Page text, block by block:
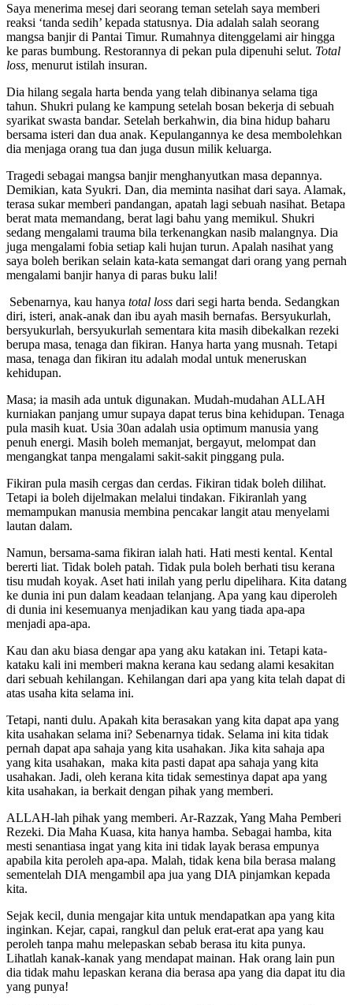
Saya menerima mesej dari seorang teman setelah saya memberi
reaksi ‘tanda sedih’ kepada statusnya. Dia adalah salah seorang
mangsa banjir di Pantai Timur. Rumahnya ditenggelami air hingga
ke paras bumbung. Restorannya di pekan pula dipenuhi selut. Total
loss, menurut istilah insuran.
Dia hilang segala harta benda yang telah dibinanya selama tiga
tahun. Shukri pulang ke kampung setelah bosan bekerja di sebuah
syarikat swasta bandar. Setelah berkahwin, dia bina hidup baharu
bersama isteri dan dua anak. Kepulangannya ke desa membolehkan
dia menjaga orang tua dan juga dusun milik keluarga.
Tragedi sebagai mangsa banjir menghanyutkan masa depannya.
Demikian, kata Syukri. Dan, dia meminta nasihat dari saya. Alamak,
terasa sukar memberi pandangan, apatah lagi sebuah nasihat. Betapa
berat mata memandang, berat lagi bahu yang memikul. Shukri
sedang mengalami trauma bila terkenangkan nasib malangnya. Dia
juga mengalami fobia setiap kali hujan turun. Apalah nasihat yang
saya boleh berikan selain kata-kata semangat dari orang yang pernah
mengalami banjir hanya di paras buku lali!
Sebenarnya, kau hanya total loss dari segi harta benda. Sedangkan
diri, isteri, anak-anak dan ibu ayah masih bernafas. Bersyukurlah,
bersyukurlah, bersyukurlah sementara kita masih dibekalkan rezeki
berupa masa, tenaga dan fikiran. Hanya harta yang musnah. Tetapi
masa, tenaga dan fikiran itu adalah modal untuk meneruskan
kehidupan.
Masa; ia masih ada untuk digunakan. Mudah-mudahan ALLAH
kurniakan panjang umur supaya dapat terus bina kehidupan. Tenaga
pula masih kuat. Usia 30an adalah usia optimum manusia yang
penuh energi. Masih boleh memanjat, bergayut, melompat dan
mengangkat tanpa mengalami sakit-sakit pinggang pula.
Fikiran pula masih cergas dan cerdas. Fikiran tidak boleh dilihat.
Tetapi ia boleh dijelmakan melalui tindakan. Fikiranlah yang
memampukan manusia membina pencakar langit atau menyelami
lautan dalam.
Namun, bersama-sama fikiran ialah hati. Hati mesti kental. Kental
bererti liat. Tidak boleh patah. Tidak pula boleh berhati tisu kerana
tisu mudah koyak. Aset hati inilah yang perlu dipelihara. Kita datang
ke dunia ini pun dalam keadaan telanjang. Apa yang kau diperoleh
di dunia ini kesemuanya menjadikan kau yang tiada apa-apa
menjadi apa-apa.
Kau dan aku biasa dengar apa yang aku katakan ini. Tetapi kata-
kataku kali ini memberi makna kerana kau sedang alami kesakitan
dari sebuah kehilangan. Kehilangan dari apa yang kita telah dapat di
atas usaha kita selama ini.
Tetapi, nanti dulu. Apakah kita berasakan yang kita dapat apa yang
kita usahakan selama ini? Sebenarnya tidak. Selama ini kita tidak
pernah dapat apa sahaja yang kita usahakan. Jika kita sahaja apa
yang kita usahakan, maka kita pasti dapat apa sahaja yang kita
usahakan. Jadi, oleh kerana kita tidak semestinya dapat apa yang
kita usahakan, ia berkait dengan pihak yang memberi.
ALLAH-lah pihak yang memberi. Ar-Razzak, Yang Maha Pemberi
Rezeki. Dia Maha Kuasa, kita hanya hamba. Sebagai hamba, kita
mesti senantiasa ingat yang kita ini tidak layak berasa empunya
apabila kita peroleh apa-apa. Malah, tidak kena bila berasa malang
sementelah DIA mengambil apa jua yang DIA pinjamkan kepada
kita.
Sejak kecil, dunia mengajar kita untuk mendapatkan apa yang kita
inginkan. Kejar, capai, rangkul dan peluk erat-erat apa yang kau
peroleh tanpa mahu melepaskan sebab berasa itu kita punya.
Lihatlah kanak-kanak yang mendapat mainan. Hak orang lain pun
dia tidak mahu lepaskan kerana dia berasa apa yang dia dapat itu dia
yang punya!